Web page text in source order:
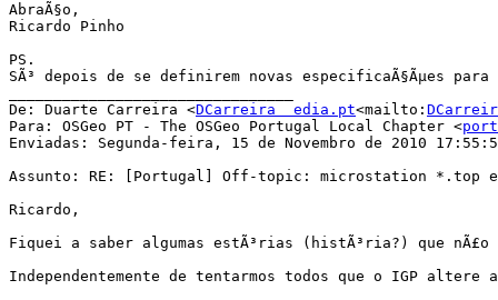
AbraÃ§o,
Ricardo Pinho
PS.
SÃ³ depois de se definirem novas especificaÃ§Ãµes
De: Duarte Carreira <DCarreira  edia.pt<mailto:
Para: OSGeo PT - The OSGeo Portugal Local Chapter <
Enviadas: Segunda-feira, 15 de Novembro de 2010
Assunto: RE: [Portugal] Off-topic: microstation *.top
Ricardo,
Fiquei a saber algumas estÃ³rias (histÃ³ria?) que
Independentemente de tentarmos todos que o IGP